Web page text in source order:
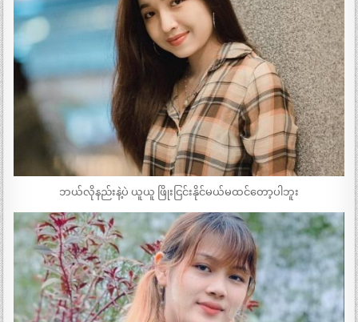
ဘယ်လိုနည်းနဲ့ပဲ ယူယူ ဖြိုးငြင်းနိုင်မယ်မထင်တော့ပါဘူး